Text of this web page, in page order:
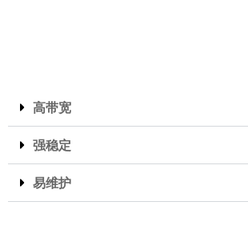
高带宽
强稳定
易维护